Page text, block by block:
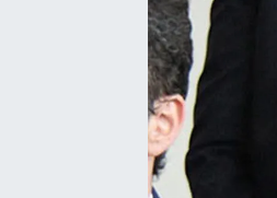
TEKNOLOJİ